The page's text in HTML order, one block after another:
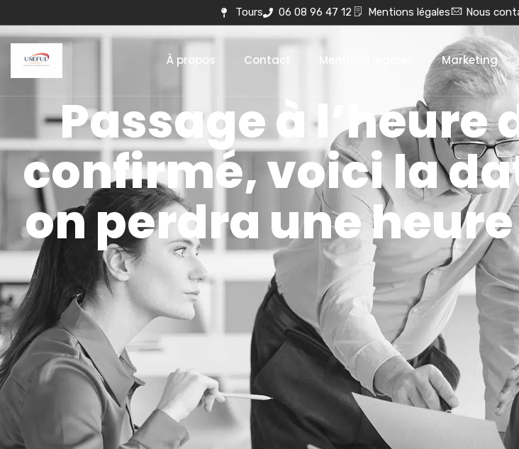
Tours 06 08 96 47 12 Mentions légales Nous
À propos Contact Mentions légales Marketing
Passage à l’heure
confirmé, voici la
on perdra une